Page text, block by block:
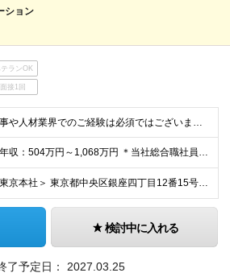
ション
ランOK
面接1回
人事や人材業界でのご経験は必須ではございません。 人材領域に強い興味をお持ちで、一気通貫の人事業務を通して組織の拡大に貢献したいという想いをお持ちの方からのエントリーをお待ちしております。
◆年収：504万円～1,068万円 ＊当社総合職社員の平均年収677万円（平均年齢32歳） ◆月給：42万円～89万円 ※45時間分の固定残業代（10万9249円～23万1503円）含む。45時間を
＜東京本社＞ 東京都中央区銀座四丁目12番15号 歌舞伎座タワー17階 (変更の範囲)上記を除く当社関連勤務地
検討中に入れる
了予定日： 2027.03.25